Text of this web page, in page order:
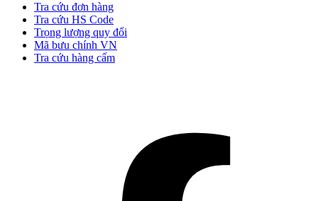
Tra cứu đơn hàng
Tra cứu HS Code
Trọng lượng quy đổi
Mã bưu chính VN
Tra cứu hàng cấm